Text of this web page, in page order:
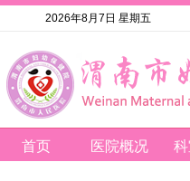
2026年8月7日 星期五
首页 医院概况